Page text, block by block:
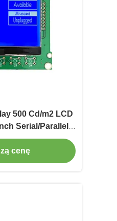
500 Cd/m2 LCD
Serial/Parallel
cenę